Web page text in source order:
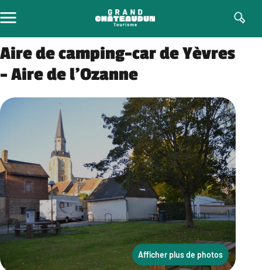
au
contenu
Aire de camping-car de Yèvres
– Aire de l’Ozanne
Afficher plus de photos